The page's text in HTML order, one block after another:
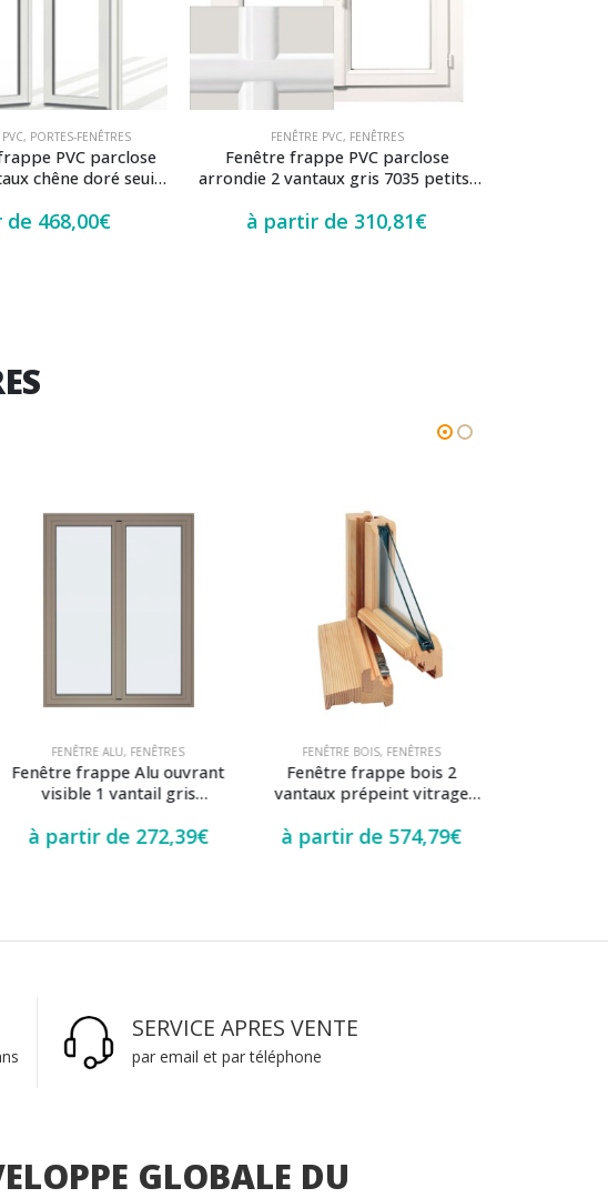
, PORTES-FENÊTRES
PVC parclose
chêne doré seuil
de 468,00€
FENÊTRE PVC, FENÊTRES
Fenêtre frappe PVC parclose
arrondie 2 vantaux gris 7035 petits-
à partir de 310,81€
FENÊTRE ALU, FENÊTRES
Fenêtre frappe Alu ouvrant
visible 1 vantail gris
esea
à partir de 272,39€
FENÊTRE BOIS, FENÊTRES
Fenêtre frappe bois 2
vantaux prépeint vitrage
à partir de 574,79€
SERVICE APRES VENTE
par email et par téléphone
GLOBALE DU